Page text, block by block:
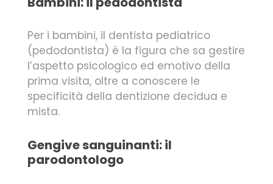
Per i bambini, il dentista pediatrico
(pedodontista) è la figura che sa gestire
l’aspetto psicologico ed emotivo della
prima visita, oltre a conoscere le
specificità della dentizione decidua e
mista.
Gengive sanguinanti: il
parodontologo